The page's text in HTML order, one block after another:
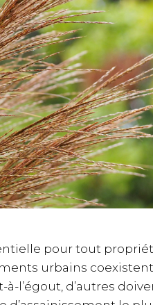
pour tout
urbains
l’égout, d’autres